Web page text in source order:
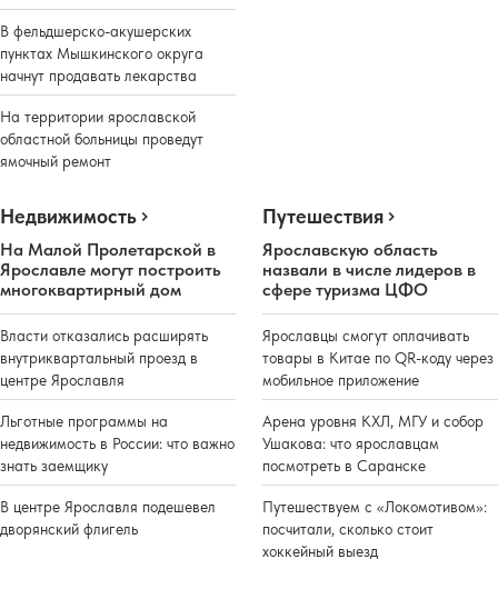
В фельдшерско-акушерских
пунктах Мышкинского округа
начнут продавать лекарства
На территории ярославской
областной больницы проведут
ямочный ремонт
Недвижимость
На Малой Пролетарской в
Ярославле могут построить
многоквартирный дом
Власти отказались расширять
внутриквартальный проезд в
центре Ярославля
Льготные программы на
недвижимость в России: что важно
знать заемщику
В центре Ярославля подешевел
дворянский флигель
Путешествия
Ярославскую область
назвали в числе лидеров в
сфере туризма ЦФО
Ярославцы смогут оплачивать
товары в Китае по QR-коду через
мобильное приложение
Арена уровня КХЛ, МГУ и собор
Ушакова: что ярославцам
посмотреть в Саранске
Путешествуем с «Локомотивом»:
посчитали, сколько стоит
хоккейный выезд